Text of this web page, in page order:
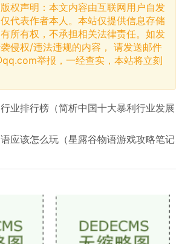
权声明：本文内容由互联网用户自发
代表作者本人。本站仅提供信息存储
所有权，不承担相关法律责任。如发
侵权/违法违规的内容， 请发送邮件
举报，一经查实，本站将立刻
业排行榜（简析中国十大暴利行业发展
应该怎么玩（星露谷物语游戏攻略笔记